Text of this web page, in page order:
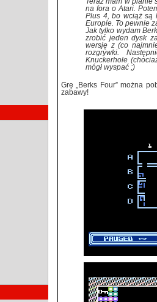
na fora o Atari.
Plus 4, bo wciąż są
Europie. To pewnie
Jak tylko wydam
zrobić jeden dysk
wersję z (co
rozgrywki.
Knuckerhole
mógł wyspać ;)
Grę „Berks Four” można
zabawy!